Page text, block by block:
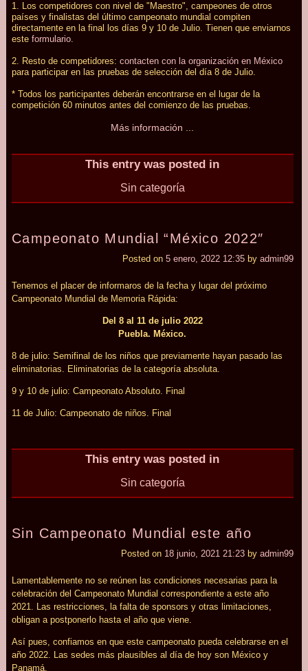
1. Los competidores con nivel de "Maestro", campeones de otros
países y finalistas del último campeonato mundial compiten
directamente en la final los días 9 y 10 de Julio. Tienen que enviarnos
este formulario.
2. Resto de competidores: contacten con la organización en México
para participar en las pruebas de selección del día 8 de Julio.
* Todos los participantes deberán encontrarse en el lugar de la
competición 60 minutos antes del comienzo de las pruebas.
Más información ...
This entry was posted in
Sin categoría
Campeonato Mundial “México 2022″
Posted on 5 enero, 2022 12:35 by admin99
Tenemos el placer de informaros de la fecha y lugar del próximo
Campeonato Mundial de Memoria Rápida:
Del 8 al 11 de julio 2022
Puebla. México.
8 de julio: Semifinal de los niños que previamente hayan pasado las
eliminatorias. Eliminatorias de la categoría absoluta.
9 y 10 de julio: Campeonato Absoluto. Final
11 de Julio: Campeonato de niños. Final
This entry was posted in
Sin categoría
Sin Campeonato Mundial este año
Posted on 18 junio, 2021 21:23 by admin99
Lamentablemente no se reúnen las condiciones necesarias para la
celebración del Campeonato Mundial correspondiente a este año
2021. Las restricciones, la falta de sponsors y otras limitaciones,
obligan a postponerlo hasta el año que viene.
Así pues, confiamos en que este campeonato pueda celebrarse en el
año 2022. Las sedes más plausibles al día de hoy son México y
Panamá.